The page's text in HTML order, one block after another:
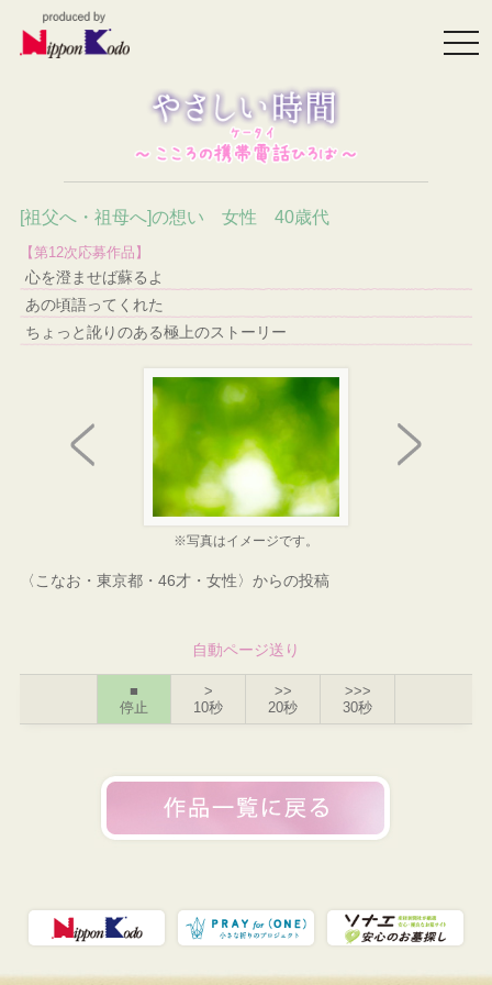
[祖父へ・祖母へ]の想い 女性 40歳代
【第12次応募作品】
心を澄ませば蘇るよ
あの頃語ってくれた
ちょっと訛りのある極上のストーリー
※写真はイメージです。
〈こなお・東京都・46才・女性〉からの投稿
自動ページ送り
■
停止
>
10秒
>>
20秒
>>>
30秒